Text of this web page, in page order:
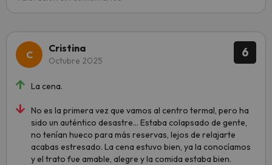
6
Cristina
Octubre 2025
La cena.
No es la primera vez que vamos al centro termal, pero ha
sido un auténtico desastre... Estaba colapsado de gente,
no tenían hueco para más reservas, lejos de relajarte
acabas estresado. La cena estuvo bien, ya la conocíamos
y el trato fue amable, alegre y la comida estaba bien.